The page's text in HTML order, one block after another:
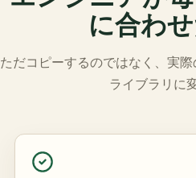
に合わ
ただコピーするのではなく、実
ライブラリに